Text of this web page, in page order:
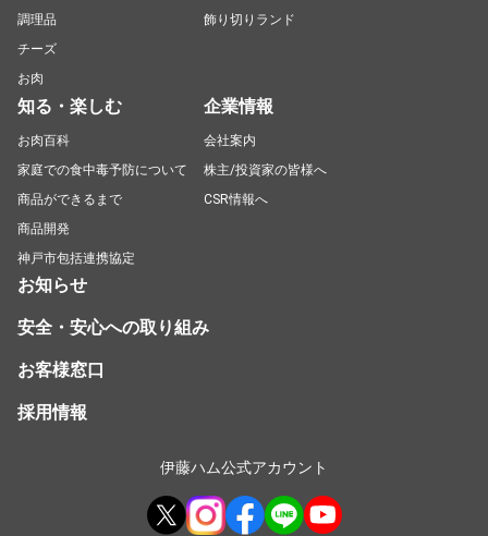
調理品
チーズ
お肉
飾り切りランド
知る・楽しむ
お肉百科
家庭での食中毒予防について
商品ができるまで
商品開発
神戸市包括連携協定
企業情報
会社案内
株主/投資家の皆様へ
CSR情報へ
お知らせ
安全・安心への取り組み
お客様窓口
採用情報
伊藤ハム公式アカウント